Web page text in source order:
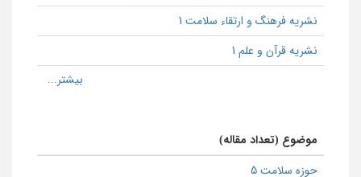
نشریه فرهنگ و ارتقاء سلامت 1
نشریه قرآن و علم 1
موضوع (تعداد مقاله)
حوزه سلامت 5